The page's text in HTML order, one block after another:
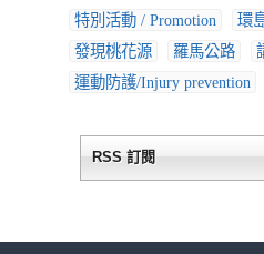
特別活動 / Promotion
環
發現桃花源
羅馬公路
運動防護/Injury prevention
RSS 訂閱